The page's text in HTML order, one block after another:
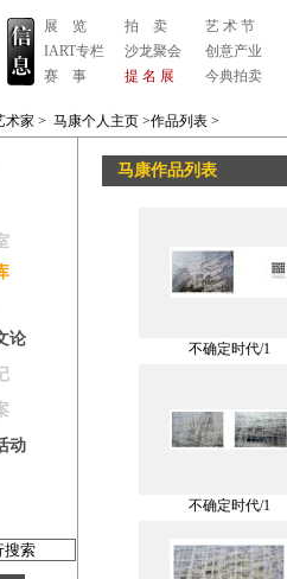
展 览
IART专栏
赛 事
拍 卖
沙龙聚会
提 名 展
艺 术 节
创意产业
今典拍卖
术家 > 马康个人主页 >作品列表 >
论
动
马康作品列表
不确定时代/1
不确定时代/1